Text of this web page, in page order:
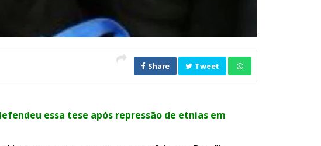
Share Tweet
essa tese após repressão de etnias em